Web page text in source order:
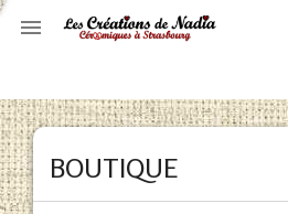

BOUTIQUE